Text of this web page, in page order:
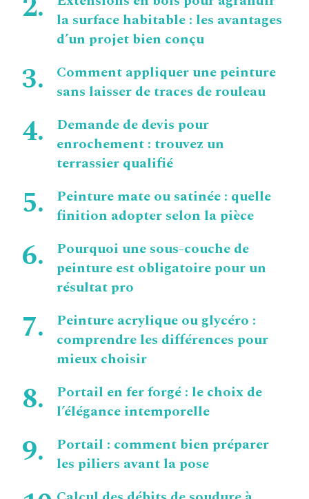
la surface habitable : les avantages
d’un projet bien conçu
Comment appliquer une peinture
sans laisser de traces de rouleau
Demande de devis pour
enrochement : trouvez un
terrassier qualifié
Peinture mate ou satinée : quelle
finition adopter selon la pièce
Pourquoi une sous-couche de
peinture est obligatoire pour un
résultat pro
Peinture acrylique ou glycéro :
comprendre les différences pour
mieux choisir
Portail en fer forgé : le choix de
l’élégance intemporelle
Portail : comment bien préparer
les piliers avant la pose